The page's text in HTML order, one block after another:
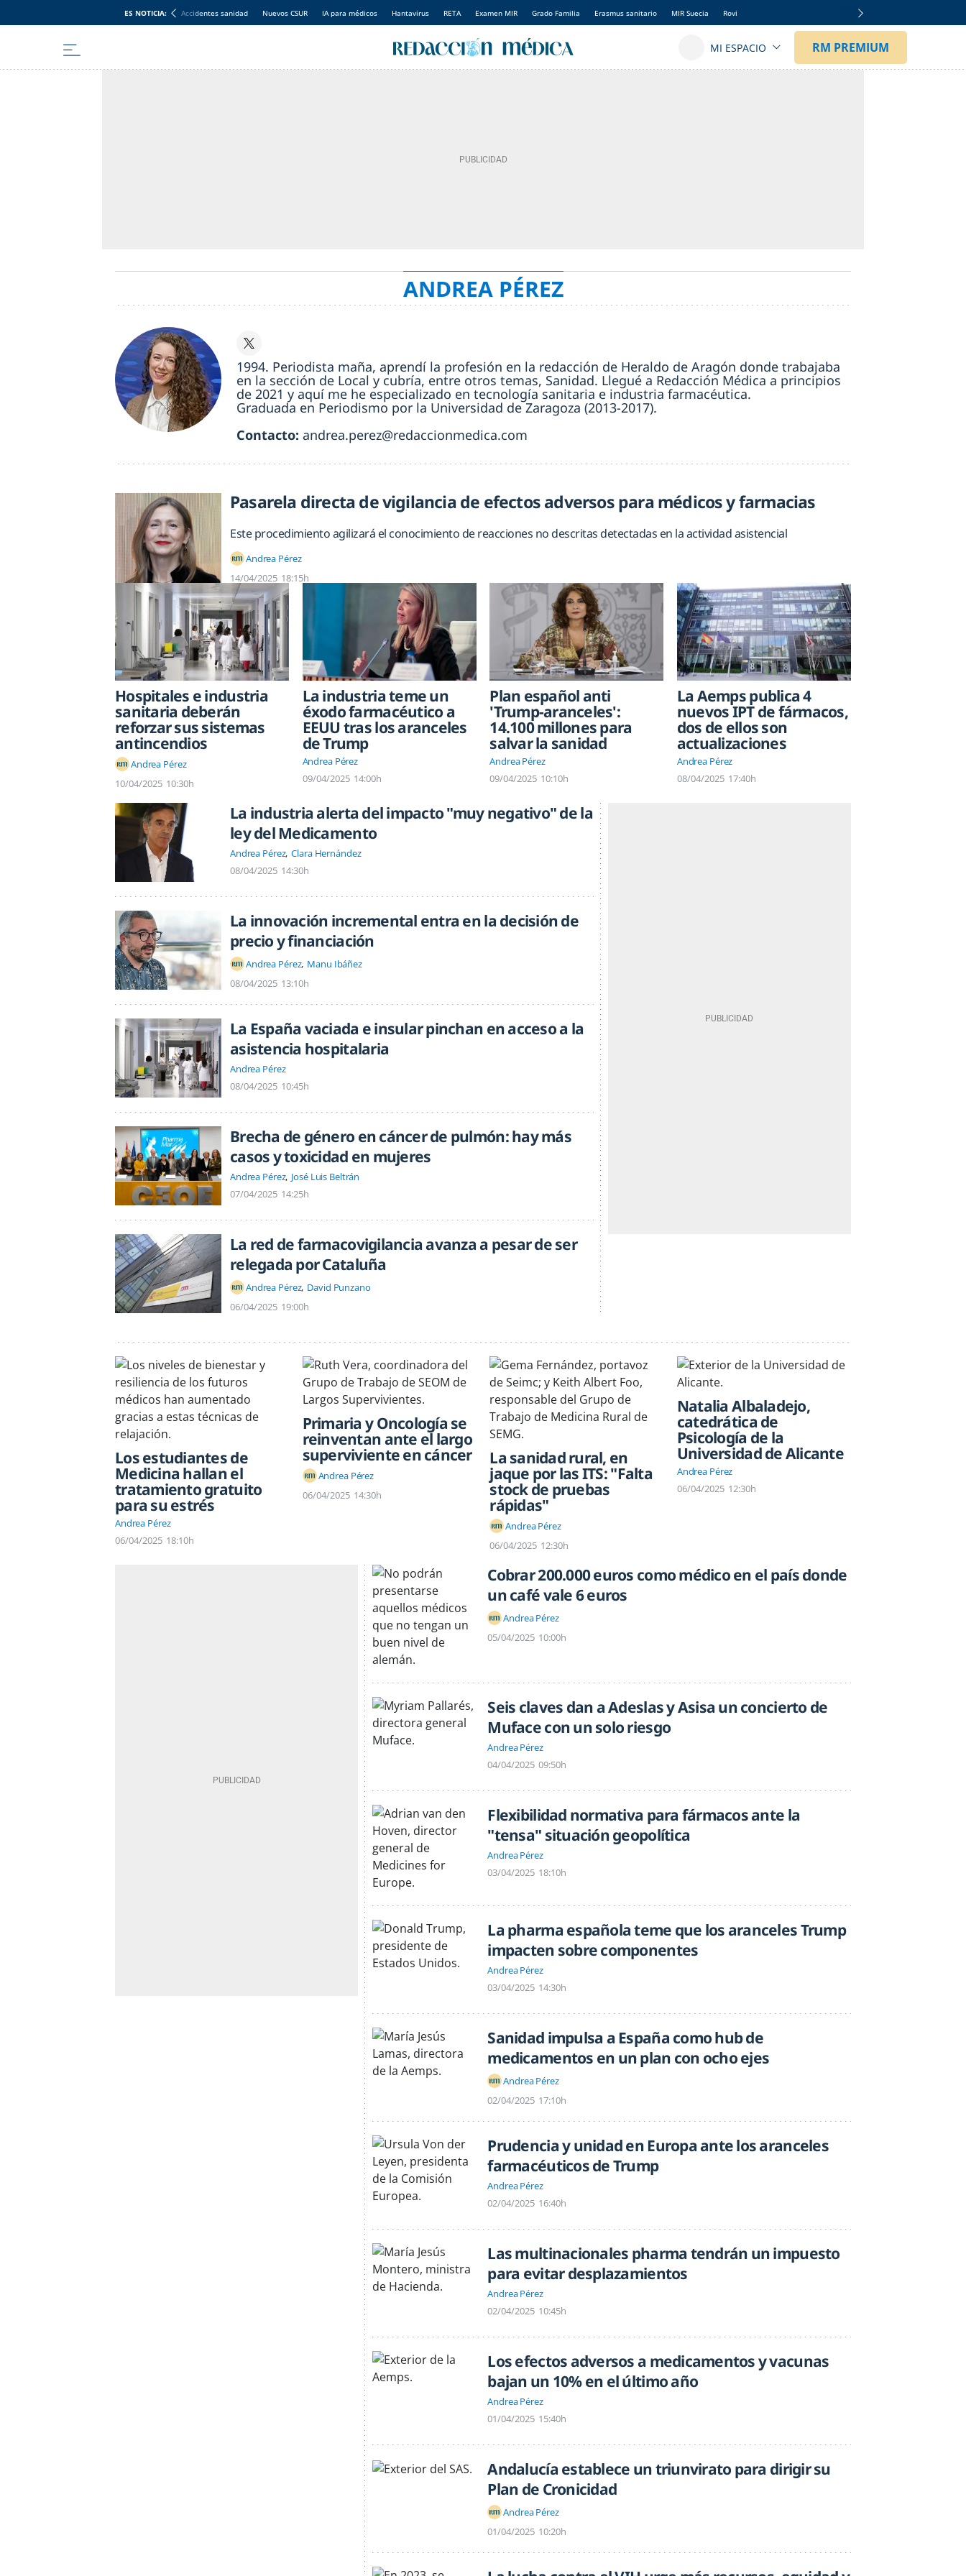
ES NOTICIA: Accidentes sanidad Nuevos CSUR IA para médicos Hantavirus RETA Examen MIR Grado Familia Erasmus sanitario MIR Suecia Rovi
ANDREA PÉREZ
1994. Periodista maña, aprendí la profesión en la redacción de Heraldo de Aragón donde trabajaba
en la sección de Local y cubría, entre otros temas, Sanidad. Llegué a Redacción Médica a principios
de 2021 y aquí me he especializado en tecnología sanitaria e industria farmacéutica.
Graduada en Periodismo por la Universidad de Zaragoza (2013-2017).
Contacto: andrea.perez@redaccionmedica.com
Pasarela directa de vigilancia de efectos adversos para médicos y farmacias
Este procedimiento agilizará el conocimiento de reacciones no descritas detectadas en la actividad asistencial
Andrea Pérez
14/04/2025 18:15h
Hospitales e industria
sanitaria deberán
reforzar sus sistemas
antincendios
Andrea Pérez
10/04/2025 10:30h
La industria teme un
éxodo farmacéutico a
EEUU tras los aranceles
de Trump
Andrea Pérez
09/04/2025 14:00h
Plan español anti
'Trump-aranceles':
14.100 millones para
salvar la sanidad
Andrea Pérez
09/04/2025 10:10h
La Aemps publica 4
nuevos IPT de fármacos,
dos de ellos son
actualizaciones
Andrea Pérez
08/04/2025 17:40h
La industria alerta del impacto "muy negativo" de la
ley del Medicamento
Andrea Pérez Clara Hernández
08/04/2025 14:30h
La innovación incremental entra en la decisión de
precio y financiación
Andrea Pérez Manu Ibáñez
08/04/2025 13:10h
La España vaciada e insular pinchan en acceso a la
asistencia hospitalaria
Andrea Pérez
08/04/2025 10:45h
Brecha de género en cáncer de pulmón: hay más
casos y toxicidad en mujeres
Andrea Pérez José Luis Beltrán
07/04/2025 14:25h
La red de farmacovigilancia avanza a pesar de ser
relegada por Cataluña
Andrea Pérez David Punzano
06/04/2025 19:00h
Los estudiantes de
Medicina hallan el
tratamiento gratuito
para su estrés
Andrea Pérez
06/04/2025 18:10h
Primaria y Oncología se
reinventan ante el largo
superviviente en cáncer
Andrea Pérez
06/04/2025 14:30h
La sanidad rural, en
jaque por las ITS: "Falta
stock de pruebas
rápidas"
Andrea Pérez
06/04/2025 12:30h
Natalia Albaladejo,
catedrática de
Psicología de la
Universidad de Alicante
Andrea Pérez
06/04/2025 12:30h
Cobrar 200.000 euros como médico en el país donde
un café vale 6 euros
Andrea Pérez
05/04/2025 10:00h
Seis claves dan a Adeslas y Asisa un concierto de
Muface con un solo riesgo
Andrea Pérez
04/04/2025 09:50h
Flexibilidad normativa para fármacos ante la
"tensa" situación geopolítica
Andrea Pérez
03/04/2025 18:10h
La pharma española teme que los aranceles Trump
impacten sobre componentes
Andrea Pérez
03/04/2025 14:30h
Sanidad impulsa a España como hub de
medicamentos en un plan con ocho ejes
Andrea Pérez
02/04/2025 17:10h
Prudencia y unidad en Europa ante los aranceles
farmacéuticos de Trump
Andrea Pérez
02/04/2025 16:40h
Las multinacionales pharma tendrán un impuesto
para evitar desplazamientos
Andrea Pérez
02/04/2025 10:45h
Los efectos adversos a medicamentos y vacunas
bajan un 10% en el último año
Andrea Pérez
01/04/2025 15:40h
Andalucía establece un triunvirato para dirigir su
Plan de Cronicidad
Andrea Pérez
01/04/2025 10:20h